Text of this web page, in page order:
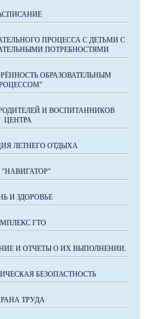
ПРОЦЕССА С ДЕТЬМИ С
ПОТРЕБНОСТЯМИ
ОБРАЗОВАТЕЛЬНЫМ
И ВОСПИТАННИКОВ
ЦЕНТРА
ЛЕТНЕГО ОТДЫХА
И ЗДОРОВЬЕ
ГТО
И ОТЧЕТЫ О ИХ ВЫПОЛНЕНИИ.
БЕЗОПАСТНОСТЬ
ТРУДА